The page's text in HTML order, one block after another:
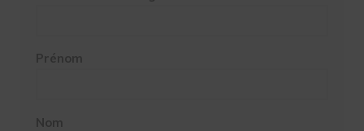
Prénom
Nom